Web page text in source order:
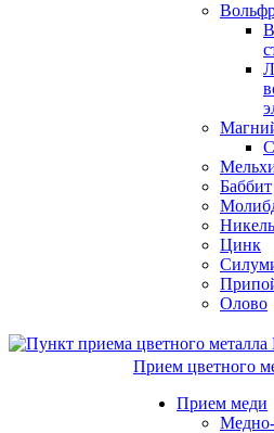
Баббит
Никель
Цинк
Олово
Прием цветного
Прием меди